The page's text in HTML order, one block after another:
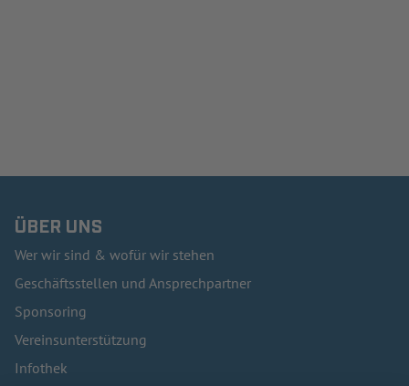
ÜBER UNS
Wer wir sind & wofür wir stehen
Geschäftsstellen und Ansprechpartner
Sponsoring
Vereinsunterstützung
Infothek